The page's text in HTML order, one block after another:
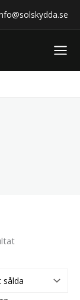
efter
popularitet